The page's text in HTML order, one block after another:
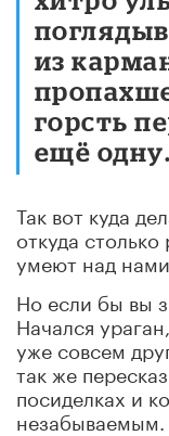
из
горсть
ещё
Так вот куда
откуда
умеют над
Но если бы вы
Начался
уже совсем
так же
посиделках и
незабываемым.